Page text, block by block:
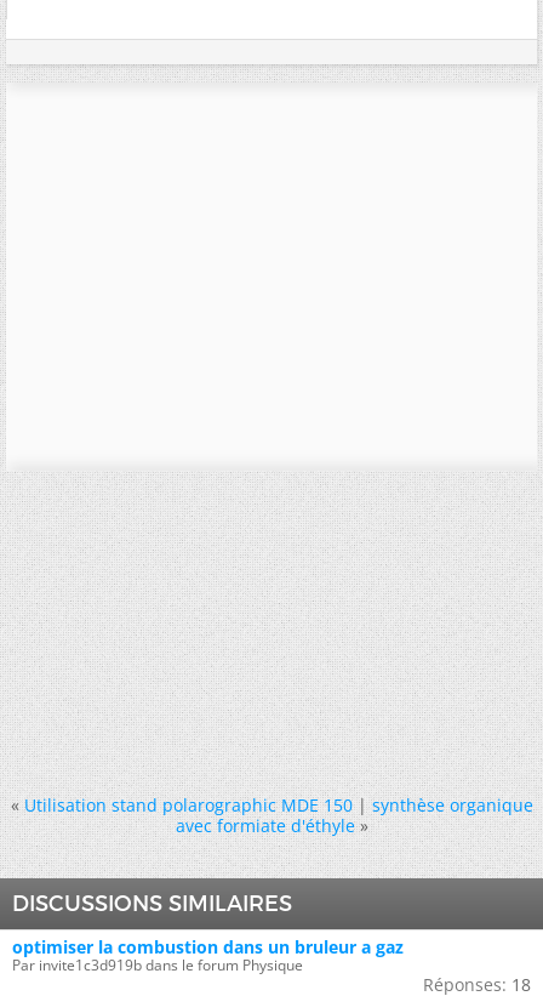
« Utilisation stand polarographic MDE 150|synthèse organique
avec formiate d'éthyle »
DISCUSSIONS SIMILAIRES
optimiser la combustion dans un bruleur a gaz
Par invite1c3d919b dans le forum Physique
Réponses: 18